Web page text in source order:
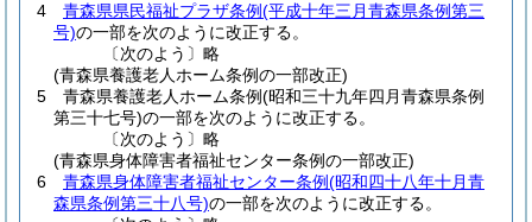
4
青森県県民福祉プラザ条例(平成十年三月青森県条例第三
号)の一部を次のように改正する。
〔次のよう〕略
(青森県養護老人ホーム条例の一部改正)
5
青森県養護老人ホーム条例(昭和三十九年四月青森県条例
第三十七号)の一部を次のように改正する。
〔次のよう〕略
(青森県身体障害者福祉センター条例の一部改正)
6
青森県身体障害者福祉センター条例(昭和四十八年十月青
森県条例第三十八号)の一部を次のように改正する。